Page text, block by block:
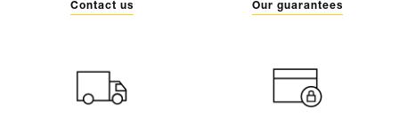
Contact us Our guarantees